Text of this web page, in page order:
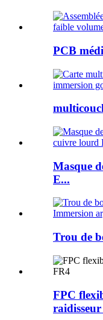
PCB
Masque
E...
Trou de
FPC